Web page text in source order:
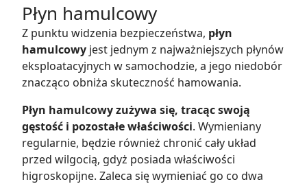
Płyn hamulcowy
Z punktu widzenia bezpieczeństwa, płyn
hamulcowy jest jednym z najważniejszych płynów
eksploatacyjnych w samochodzie, a jego niedobór
znacząco obniża skuteczność hamowania.
Płyn hamulcowy zużywa się, tracąc swoją
gęstość i pozostałe właściwości. Wymieniany
regularnie, będzie również chronić cały układ
przed wilgocią, gdyż posiada właściwości
higroskopijne. Zaleca się wymieniać go co dwa